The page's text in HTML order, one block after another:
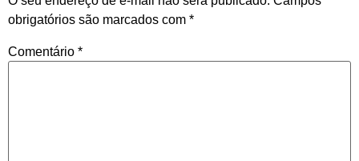
obrigatórios são marcados com *
Comentário *